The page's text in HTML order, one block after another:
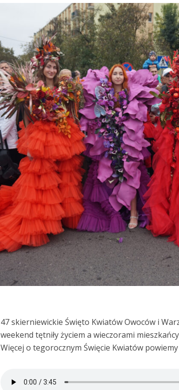
47 skierniewickie Święto Kwiatów Owoców i
weekend tętniły życiem a wieczorami
Więcej o tegorocznym Święcie Kwiatów